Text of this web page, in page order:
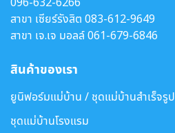
สาขา เซียร์รังสิต 083-612-9649
สาขา เจ.เจ มอลล์061-679-6846
สินค้าของเรา
ยูนิฟอร์มแม่บ้าน / ชุดแม่บ้านสำเร็จรูป
ชุดแม่บ้านโรงแรม